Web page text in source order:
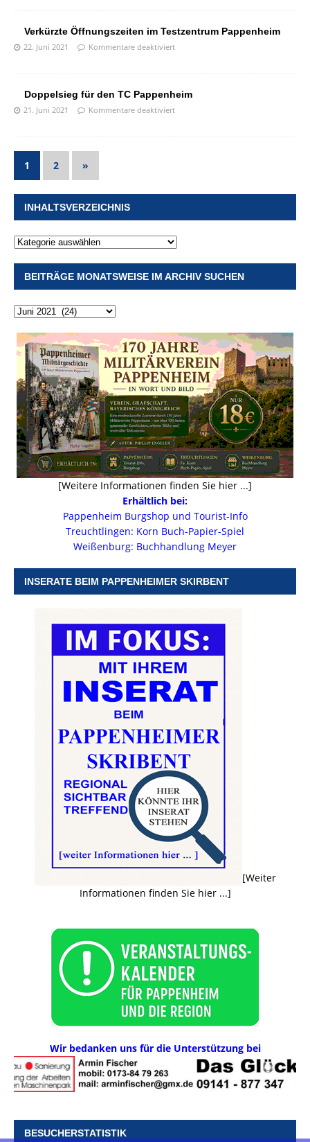
Verkürzte Öffnungszeiten im Testzentrum Pappenheim
22. Juni 2021 Kommentare deaktiviert
Doppelsieg für den TC Pappenheim
21. Juni 2021 Kommentare deaktiviert
1 2 »
INHALTSVERZEICHNIS
BEITRÄGE MONATSWEISE IM ARCHIV SUCHEN
[Weitere Informationen finden Sie hier ...]
Erhältlich bei:
Pappenheim Burgshop und Tourist-Info
Treuchtlingen: Korn Buch-Papier-Spiel
Weißenburg: Buchhandlung Meyer
INSERATE BEIM PAPPENHEIMER SKIRBENT
[Weiter
Informationen finden Sie hier ...]
Wir bedanken uns für die Unterstützung bei
BESUCHERSTATISTIK